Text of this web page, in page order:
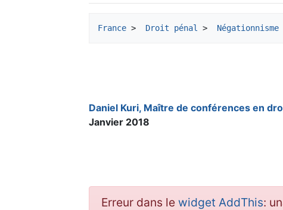
France > Droit pénal > Négationnisme
Daniel Kuri, Maître de conférences en
Janvier 2018
Erreur dans le widget AddThis: